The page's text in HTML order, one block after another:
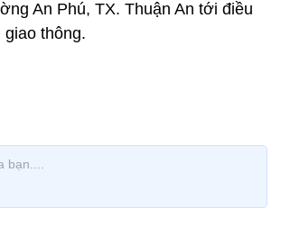
An Phú, TX. Thuận An tới điều
giao thông.